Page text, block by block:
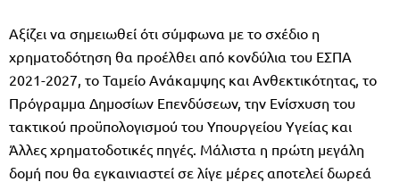
Αξίζει να σημειωθεί ότι σύμφωνα με το σχέδιο η
χρηματοδότηση θα προέλθει από κονδύλια του ΕΣΠΑ
2021-2027, το Ταμείο Ανάκαμψης και Ανθεκτικότητας, το
Πρόγραμμα Δημοσίων Επενδύσεων, την Ενίσχυση του
τακτικού προϋπολογισμού του Υπουργείου Υγείας και
Άλλες χρηματοδοτικές πηγές. Μάλιστα η πρώτη μεγάλη
δομή που θα εγκαινιαστεί σε λίγε μέρες αποτελεί δωρεά